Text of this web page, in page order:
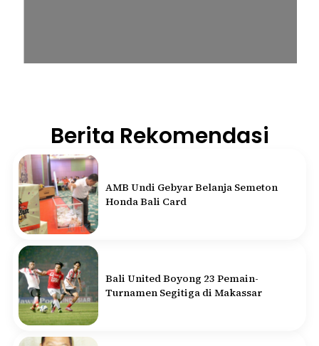
Berita Rekomendasi
AMB Undi Gebyar Belanja Semeton
Honda Bali Card
Bali United Boyong 23 Pemain-
Turnamen Segitiga di Makassar